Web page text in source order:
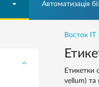
Автоматизація
Восток IT
Етикетки
vellum) та